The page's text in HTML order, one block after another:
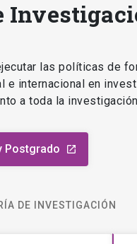
las políticas de
e internacional en
a toda la
Postgrado launch
DE INVESTIGACIÓN